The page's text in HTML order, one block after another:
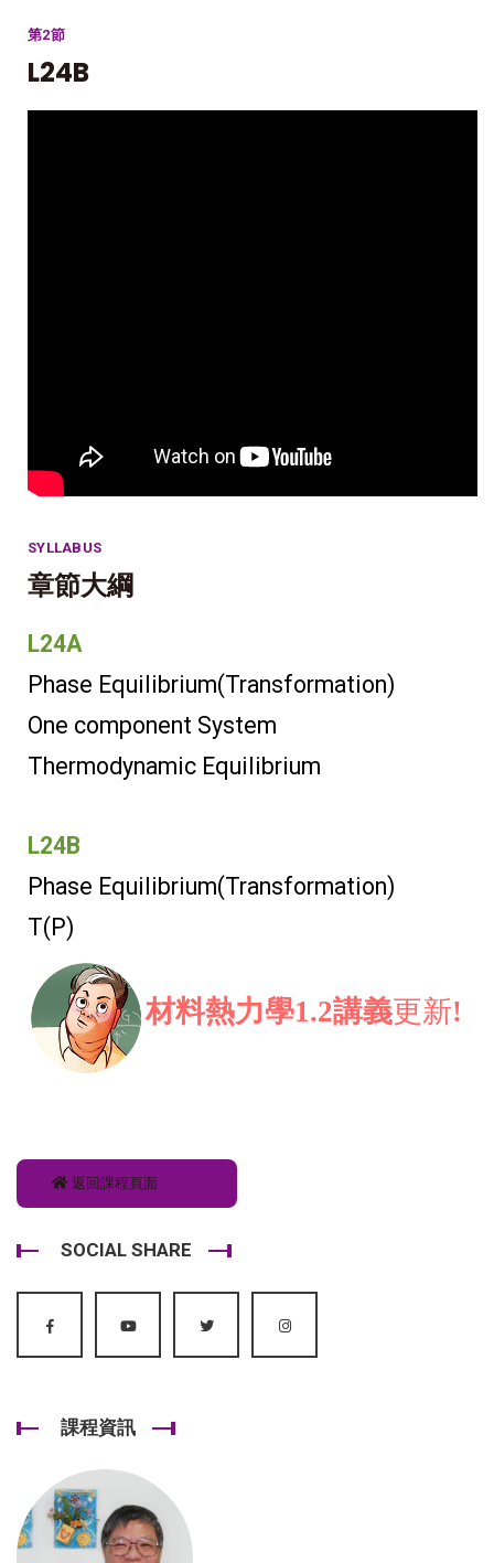
第2節
L24B
SYLLABUS
章節大綱
L24A
Phase Equilibrium(Transformation)
One component System
Thermodynamic Equilibrium
L24B
Phase Equilibrium(Transformation)
T(P)
材料熱力學1.2講義更新!
返回課程頁面
SOCIAL SHARE
課程資訊